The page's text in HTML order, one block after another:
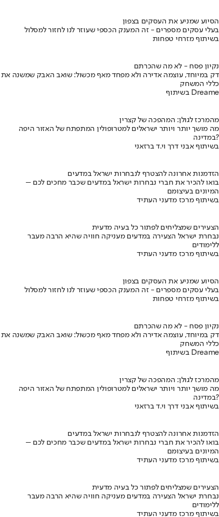
הסיוע שמניע את העסקים בצפון
בעלי עסקים מספרים - זה המענק הכספי שעוזר לנו לחזור למסלול
בשיתוף מזרחי טפחות
נקיון פסח - לא מה שהכרתם
דק במיוחד, עוצמה אדירה ולא מפחד מאף מכשול: שואב האבק שמשנה את
כללי המשחק
בשיתוף Dreame
מהמרכז לגולן: המהפכה של קצרין
מה מושך יותר ויותר ישראלים למטרופולין המתפתח של האזור היפה
במדינה?
בשיתוף אבני דרך וי.ד ברזאני
הזדמנות אחרונה להצטרף לנבחרות ישראל במדעים
בואו להכיר את חברי נבחרות ישראל במדעים שכבר מחכים לכם –
המיונים בעיצומם
בשיתוף מרכז מדעני העתיד
הצעירים שמצליחים לפתור כל בעיה מדעית
נבחרת ישראל הצעירה במדעים מעניקה חוויה שהיא הרבה מעבר
ללימודים
בשיתוף מרכז מדעני העתיד
הסיוע שמניע את העסקים בצפון
בעלי עסקים מספרים - זה המענק הכספי שעוזר לנו לחזור למסלול
בשיתוף מזרחי טפחות
נקיון פסח - לא מה שהכרתם
דק במיוחד, עוצמה אדירה ולא מפחד מאף מכשול: שואב האבק שמשנה את
כללי המשחק
בשיתוף Dreame
מהמרכז לגולן: המהפכה של קצרין
מה מושך יותר ויותר ישראלים למטרופולין המתפתח של האזור היפה
במדינה?
בשיתוף אבני דרך וי.ד ברזאני
הזדמנות אחרונה להצטרף לנבחרות ישראל במדעים
בואו להכיר את חברי נבחרות ישראל במדעים שכבר מחכים לכם –
המיונים בעיצומם
בשיתוף מרכז מדעני העתיד
הצעירים שמצליחים לפתור כל בעיה מדעית
נבחרת ישראל הצעירה במדעים מעניקה חוויה שהיא הרבה מעבר
ללימודים
בשיתוף מרכז מדעני העתיד